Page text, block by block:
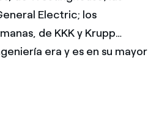
Electric; los
de KKK y Krupp…
era y es en su mayor